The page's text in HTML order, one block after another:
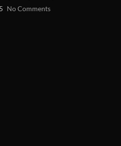
No Comments